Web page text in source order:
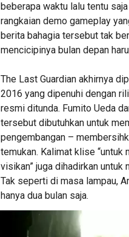
beberapa waktu lalu tentu
rangkaian demo gameplay
berita bahagia tersebut tak
mencicipinya bulan depan
The Last Guardian akhirnya
2016 yang dipenuhi dengan
resmi ditunda. Fumito Ueda
tersebut dibutuhkan untuk
pengembangan –
temukan. Kalimat klise “untuk
visikan” juga dihadirkan untuk
Tak seperti di masa lampau,
hanya dua bulan saja.